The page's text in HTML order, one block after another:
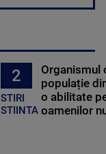
2
STIRI
STIINTA
Organismul
populație
o abilitate
oamenilor